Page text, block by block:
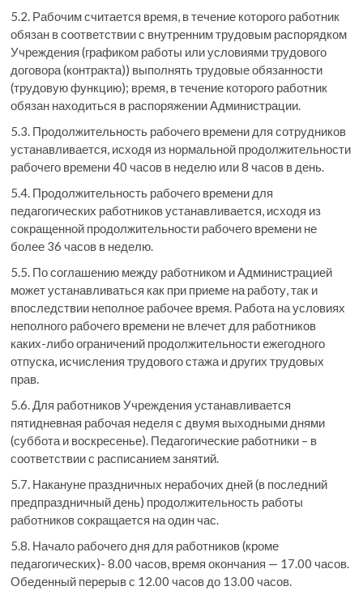
5.2. Рабочим считается время, в течение которого работник
обязан в соответствии с внутренним трудовым распорядком
Учреждения (графиком работы или условиями трудового
договора (контракта)) выполнять трудовые обязанности
(трудовую функцию); время, в течение которого работник
обязан находиться в распоряжении Администрации.
5.3. Продолжительность рабочего времени для сотрудников
устанавливается, исходя из нормальной продолжительности
рабочего времени 40 часов в неделю или 8 часов в день.
5.4. Продолжительность рабочего времени для
педагогических работников устанавливается, исходя из
сокращенной продолжительности рабочего времени не
более 36 часов в неделю.
5.5. По соглашению между работником и Администрацией
может устанавливаться как при приеме на работу, так и
впоследствии неполное рабочее время. Работа на условиях
неполного рабочего времени не влечет для работников
каких-либо ограничений продолжительности ежегодного
отпуска, исчисления трудового стажа и других трудовых
прав.
5.6. Для работников Учреждения устанавливается
пятидневная рабочая неделя с двумя выходными днями
(суббота и воскресенье). Педагогические работники – в
соответствии с расписанием занятий.
5.7. Накануне праздничных нерабочих дней (в последний
предпраздничный день) продолжительность работы
работников сокращается на один час.
5.8. Начало рабочего дня для работников (кроме
педагогических)- 8.00 часов, время окончания — 17.00 часов.
Обеденный перерыв с 12.00 часов до 13.00 часов.